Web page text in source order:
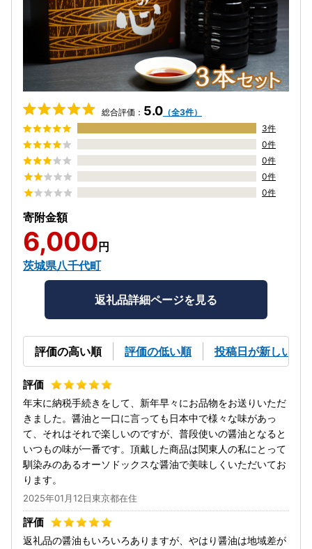
総合評価： 5.0 （全3件）
3件
0件
0件
0件
0件
寄附金額
6,000 円
茨城県八千代町
返礼品詳細ページを見る
評価の高い順 評価の低い順 投稿日が新しい順
年末に納税手続きをして、新年早々にお品物をお送りいただ
きました。醤油と一口に言っても日本中で様々な味があっ
て、それはそれで楽しいのですが、普段使いの醤油となると
いつもの味が一番です。頂戴した商品は関東人の私にとって
馴染みのあるオーソドックスな醤油で美味しくいただいてお
ります。
2025年01月12日東京都在住
返礼品の醤油もいろいろありますが、やはり醤油は地域差が